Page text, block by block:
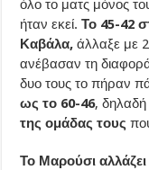
όλο το ματς μόνος
ήταν εκεί.Το 45-42
Καβάλα, άλλαξε με
ανέβασαν τη
δυο τους το πήραν
ως το 60-46,
της ομάδας τους
Το Μαρούσι